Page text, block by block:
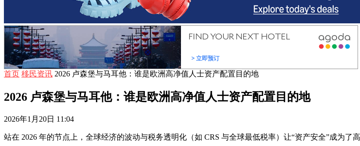
首页 移民资讯 2026 卢森堡与马耳他：谁是欧洲高净值人士资产配置目的地
2026 卢森堡与马耳他：谁是欧洲高净值人士资产配置目的地
2026年1月20日 11:04
站在 2026 年的节点上，全球经济的波动与税务透明化（如 CRS 与全球最低税率）让“资产安全”成为